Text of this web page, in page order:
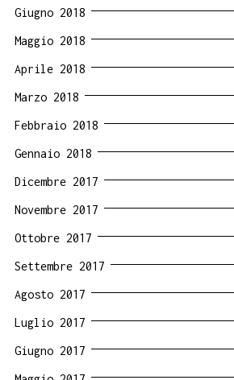
Giugno 2018
Maggio 2018
Aprile 2018
Marzo 2018
Febbraio 2018
Gennaio 2018
Dicembre 2017
Novembre 2017
Ottobre 2017
Settembre 2017
Agosto 2017
Luglio 2017
Giugno 2017